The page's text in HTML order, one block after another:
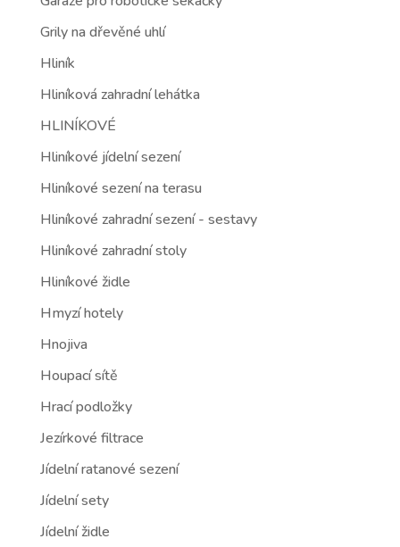
Grily na dřevěné uhlí
Hliník
Hliníková zahradní lehátka
HLINÍKOVÉ
Hliníkové jídelní sezení
Hliníkové sezení na terasu
Hliníkové zahradní sezení - sestavy
Hliníkové zahradní stoly
Hliníkové židle
Hmyzí hotely
Hnojiva
Houpací sítě
Hrací podložky
Jezírkové filtrace
Jídelní ratanové sezení
Jídelní sety
Jídelní židle